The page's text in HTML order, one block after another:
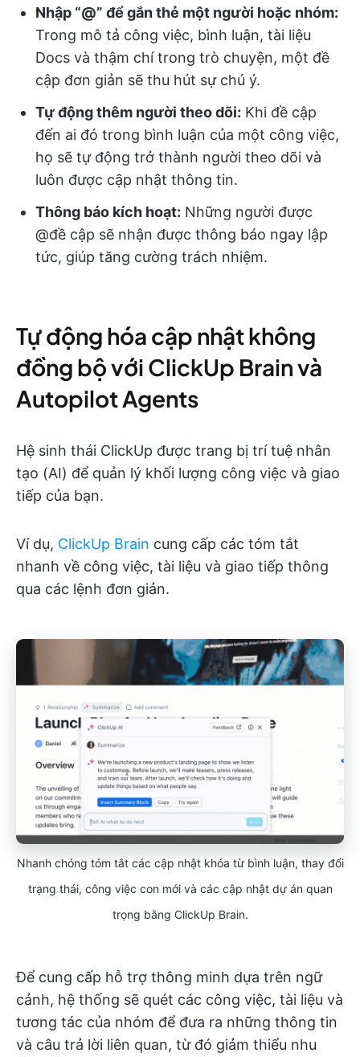
Nhập “@” để gắn thẻ một người hoặc nhóm:
Trong mô tả công việc, bình luận, tài liệu
Docs và thậm chí trong trò chuyện, một đề
cập đơn giản sẽ thu hút sự chú ý.
Tự động thêm người theo dõi: Khi đề cập
đến ai đó trong bình luận của một công việc,
họ sẽ tự động trở thành người theo dõi và
luôn được cập nhật thông tin.
Thông báo kích hoạt: Những người được
@đề cập sẽ nhận được thông báo ngay lập
tức, giúp tăng cường trách nhiệm.
Tự động hóa cập nhật không
đồng bộ với ClickUp Brain và
Autopilot Agents
Hệ sinh thái ClickUp được trang bị trí tuệ nhân
tạo (AI) để quản lý khối lượng công việc và giao
tiếp của bạn.
Ví dụ, ClickUp Brain cung cấp các tóm tắt
nhanh về công việc, tài liệu và giao tiếp thông
qua các lệnh đơn giản.
Nhanh chóng tóm tắt các cập nhật khóa từ bình luận, thay đổi
trạng thái, công việc con mới và các cập nhật dự án quan
trọng bằng ClickUp Brain.
Để cung cấp hỗ trợ thông minh dựa trên ngữ
cảnh, hệ thống sẽ quét các công việc, tài liệu và
tương tác của nhóm để đưa ra những thông tin
và câu trả lời liên quan, từ đó giảm thiểu nhu